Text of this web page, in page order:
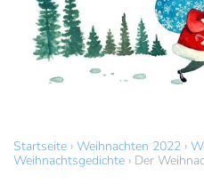
Startseite › Weihnachten 2022 ›
Weihnachtsgedichte › Der